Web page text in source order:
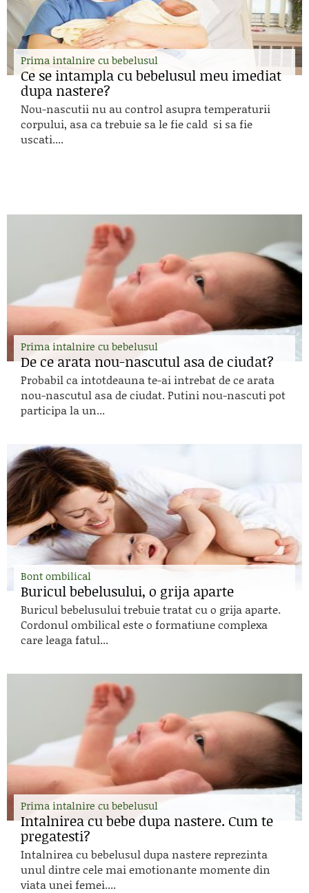
Prima intalnire cu bebelusul
Ce se intampla cu bebelusul meu imediat
dupa nastere?
Nou-nascutii nu au control asupra temperaturii
corpului, asa ca trebuie sa le fie cald si sa fie
uscati....
Prima intalnire cu bebelusul
De ce arata nou-nascutul asa de ciudat?
Probabil ca intotdeauna te-ai intrebat de ce arata
nou-nascutul asa de ciudat. Putini nou-nascuti pot
participa la un...
Bont ombilical
Buricul bebelusului, o grija aparte
Buricul bebelusului trebuie tratat cu o grija aparte.
Cordonul ombilical este o formatiune complexa
care leaga fatul...
Prima intalnire cu bebelusul
Intalnirea cu bebe dupa nastere. Cum te
pregatesti?
Intalnirea cu bebelusul dupa nastere reprezinta
unul dintre cele mai emotionante momente din
viata unei femei....